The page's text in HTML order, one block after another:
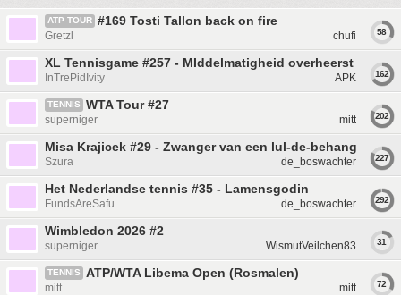
ATP TOUR #169 Tosti Tallon back on fire
Gretzl chufi 58
XL Tennisgame #257 - MIddelmatigheid overheerst
InTrePidIvity APK 162
TENNIS WTA Tour #27
superniger mitt 202
Misa Krajicek #29 - Zwanger van een lul-de-behanger
Szura de_boswachter 227
Het Nederlandse tennis #35 - Lamensgodin
FundsAreSafu de_boswachter 292
Wimbledon 2026 #2
superniger WismutVeilchen83 31
TENNIS ATP/WTA Libema Open (Rosmalen)
mitt mitt 72